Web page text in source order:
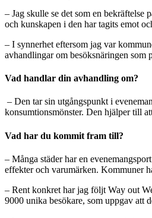
– Jag skulle se det som en
och kunskapen i den har tagits emot
– I synnerhet eftersom jag var
avhandlingar om besöksnäringen som
Vad handlar din avhandling om?
– Den tar sin utgångspunkt i
konsumtionsmönster. Den hjälper till
Vad har du kommit fram till?
– Många städer har en
effekter och varumärken. Kommuner
– Rent konkret har jag följt Way out
9000 unika besökare, som uppgav att